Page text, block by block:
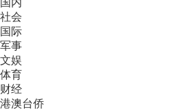
国内
社会
国际
军事
文娱
体育
财经
港澳台侨